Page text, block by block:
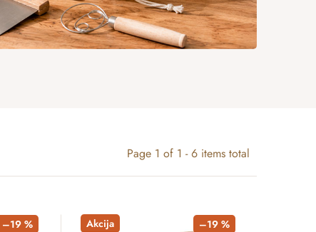
Page 1 of 1 -6 items total
–19 % Akcija –19 %